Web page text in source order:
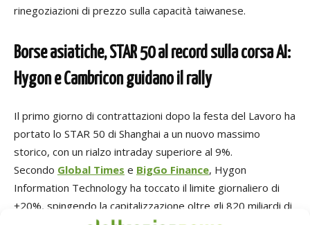
rinegoziazioni di prezzo sulla capacità taiwanese.
Borse asiatiche, STAR 50 al record sulla corsa AI:
Hygon e Cambricon guidano il rally
Il primo giorno di contrattazioni dopo la festa del Lavoro ha
portato lo STAR 50 di Shanghai a un nuovo massimo
storico, con un rialzo intraday superiore al 9%.
Secondo Global Times e BigGo Finance, Hygon
Information Technology ha toccato il limite giornaliero di
+20%, spingendo la capitalizzazione oltre gli 820 miliardi di